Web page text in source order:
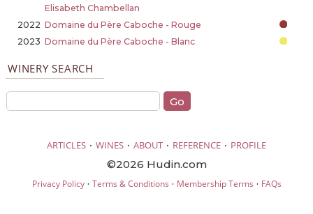
Elisabeth Chambellan
2022 Domaine du Père Caboche - Rouge
2023 Domaine du Père Caboche - Blanc
WINERY SEARCH
ARTICLES · WINES · ABOUT · REFERENCE · PROFILE
©2026 Hudin.com
Privacy Policy· Terms & Conditions · Membership Terms · FAQs